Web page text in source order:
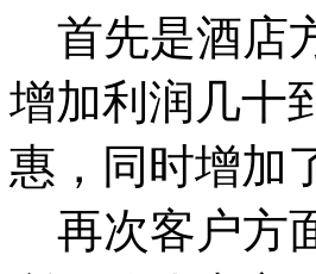
首先是酒店
增加利润几十
惠，同时增加
再次客户方